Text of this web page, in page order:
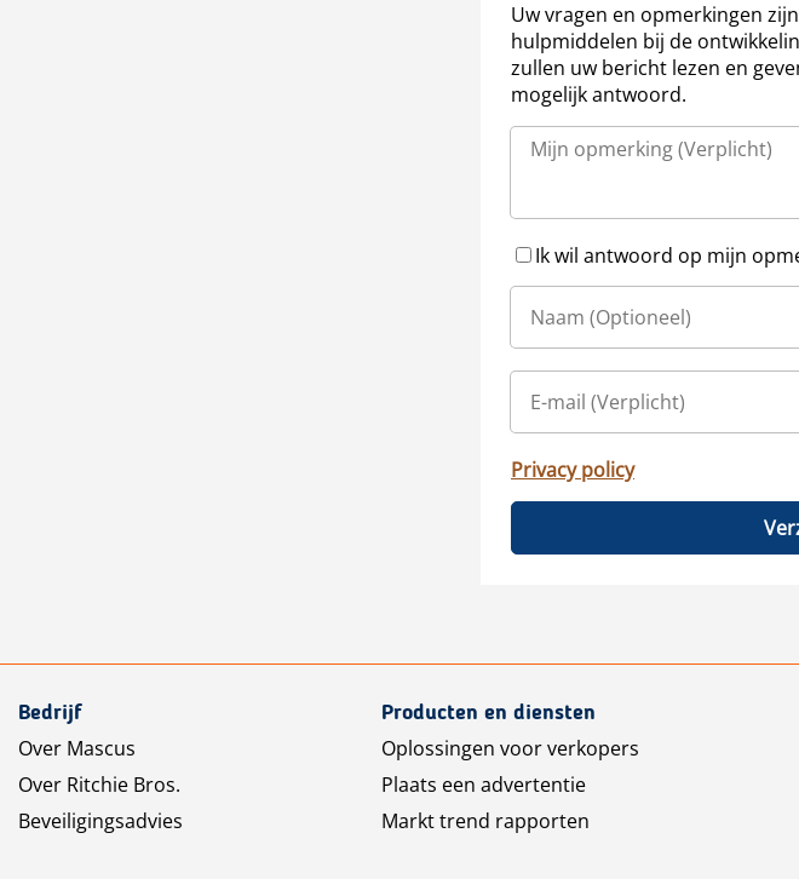
Uw vragen en opmerkingen
hulpmiddelen bij de
zullen uw bericht lezen en
mogelijk antwoord.
Ik wil antwoord op mijn
Privacy policy
Bedrijf
Over Mascus
Over Ritchie Bros.
Beveiligingsadvies
Producten en diensten
Oplossingen voor verkopers
Plaats een advertentie
Markt trend rapporten